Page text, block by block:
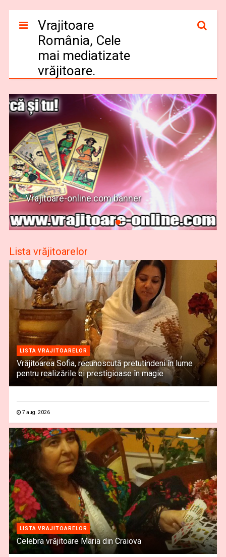
Vrajitoare
România, Cele
mai mediatizate
vrăjitoare.
Vrajitoare-online.com banner
Lista vrăjitoarelor
LISTA VRAJITOARELOR
Vrăjitoarea Sofia, recunoscută pretutindeni în lume
pentru realizările ei prestigioase în magie
7 aug. 2026
LISTA VRAJITOARELOR
Celebra vrăjitoare Maria din Craiova